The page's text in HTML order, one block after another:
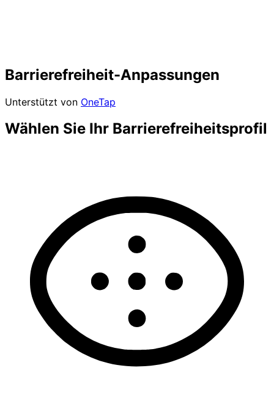
Barrierefreiheit-Anpassungen
Unterstützt von OneTap
Wählen Sie Ihr Barrierefreiheitsprofil